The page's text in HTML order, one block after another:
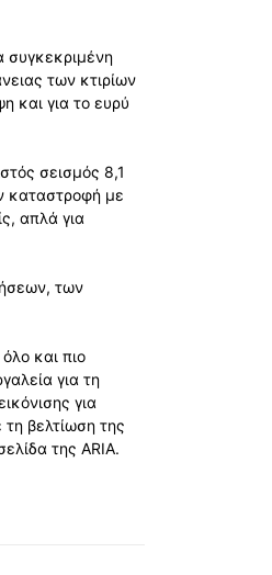
συγκεκριμένη
των κτιρίων
και για το ευρύ
σεισμός 8,1
καταστροφή με
απλά για
των
και πιο
για τη
για
βελτίωση της
της ARIA.